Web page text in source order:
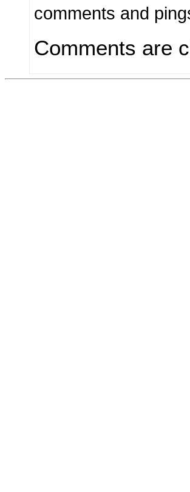
comments and
Comments are